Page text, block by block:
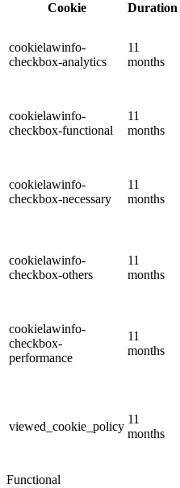
Cookie
Duration
cookielawinfo-
checkbox-analytics
11
months
cookielawinfo-
checkbox-functional
11
months
cookielawinfo-
checkbox-necessary
11
months
cookielawinfo-
checkbox-others
11
months
cookielawinfo-
checkbox-
performance
11
months
viewed_cookie_policy
11
months
Functional